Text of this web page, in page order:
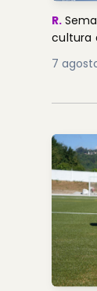
R.
cultura
7